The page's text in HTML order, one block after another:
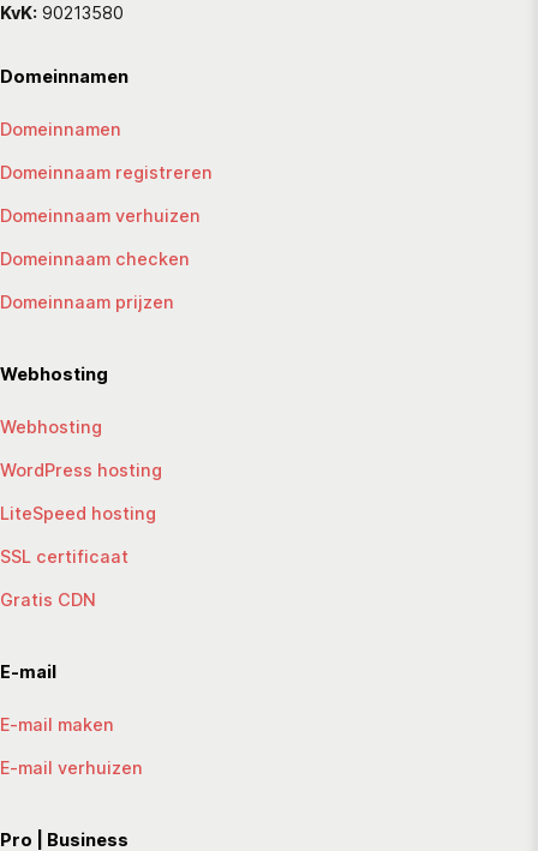
KvK: 90213580
Domeinnamen
Domeinnamen
Domeinnaam registreren
Domeinnaam verhuizen
Domeinnaam checken
Domeinnaam prijzen
Webhosting
Webhosting
WordPress hosting
LiteSpeed hosting
SSL certificaat
Gratis CDN
E-mail
E-mail maken
E-mail verhuizen
Pro | Business